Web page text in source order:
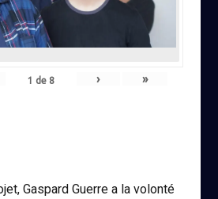
1 de 8 › »
Gaspard Guerre a la volonté